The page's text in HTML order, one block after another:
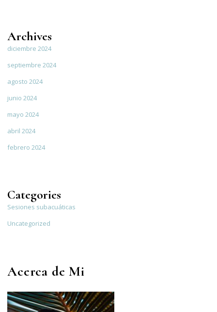
Archives
diciembre 2024
septiembre 2024
agosto 2024
junio 2024
mayo 2024
abril 2024
febrero 2024
Categories
Sesiones subacuáticas
Uncategorized
Acerca de Mi